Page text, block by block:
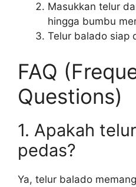
Masukkan telur
hingga bumbu
Telur balado siap
FAQ
Questions)
1. Apakah
pedas?
Ya, telur balado